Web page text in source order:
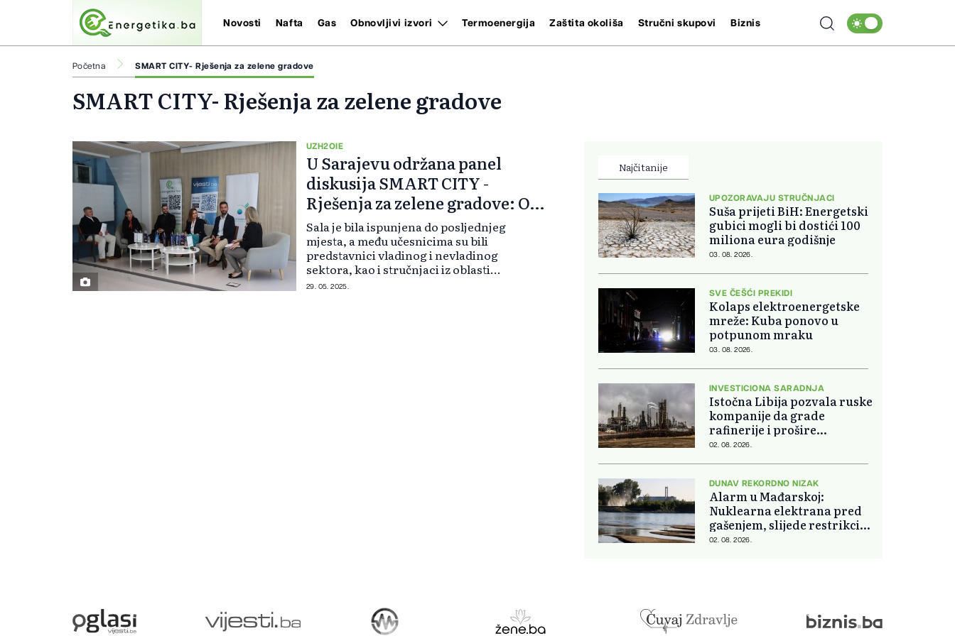
Novosti Nafta Gas Obnovljivi izvori Termoenergija Zaštita okoliša Stručni skupovi Biznis
Početna SMART CITY- Rješenja za zelene gradove
SMART CITY- Rješenja za zelene gradove
UZH2OIE
U Sarajevu održana panel
diskusija SMART CITY -
Rješenja za zelene gradove: Ovo
su detalji
Sala je bila ispunjena do posljednjeg
mjesta, a među učesnicima su bili
predstavnici vladinog i nevladinog
sektora, kao i stručnjaci iz oblasti
održivog urbanog razvoja, inovacija
29. 05. 2025.
Najčitanije
UPOZORAVAJU STRUČNJACI
Suša prijeti BiH: Energetski
gubici mogli bi dostići 100
miliona eura godišnje
03. 08. 2026.
SVE ČEŠĆI PREKIDI
Kolaps elektroenergetske
mreže: Kuba ponovo u
potpunom mraku
03. 08. 2026.
INVESTICIONA SARADNJA
Istočna Libija pozvala ruske
kompanije da grade
rafinerije i prošire
energetsku saradnju
02. 08. 2026.
DUNAV REKORDNO NIZAK
Alarm u Mađarskoj:
Nuklearna elektrana pred
gašenjem, slijede restrikcije
struje i vode
02. 08. 2026.